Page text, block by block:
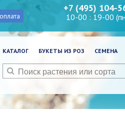
+7 (495) 104-
10-00 : 19-00
КАТАЛОГ БУКЕТЫ ИЗ РОЗ СЕМЕНА